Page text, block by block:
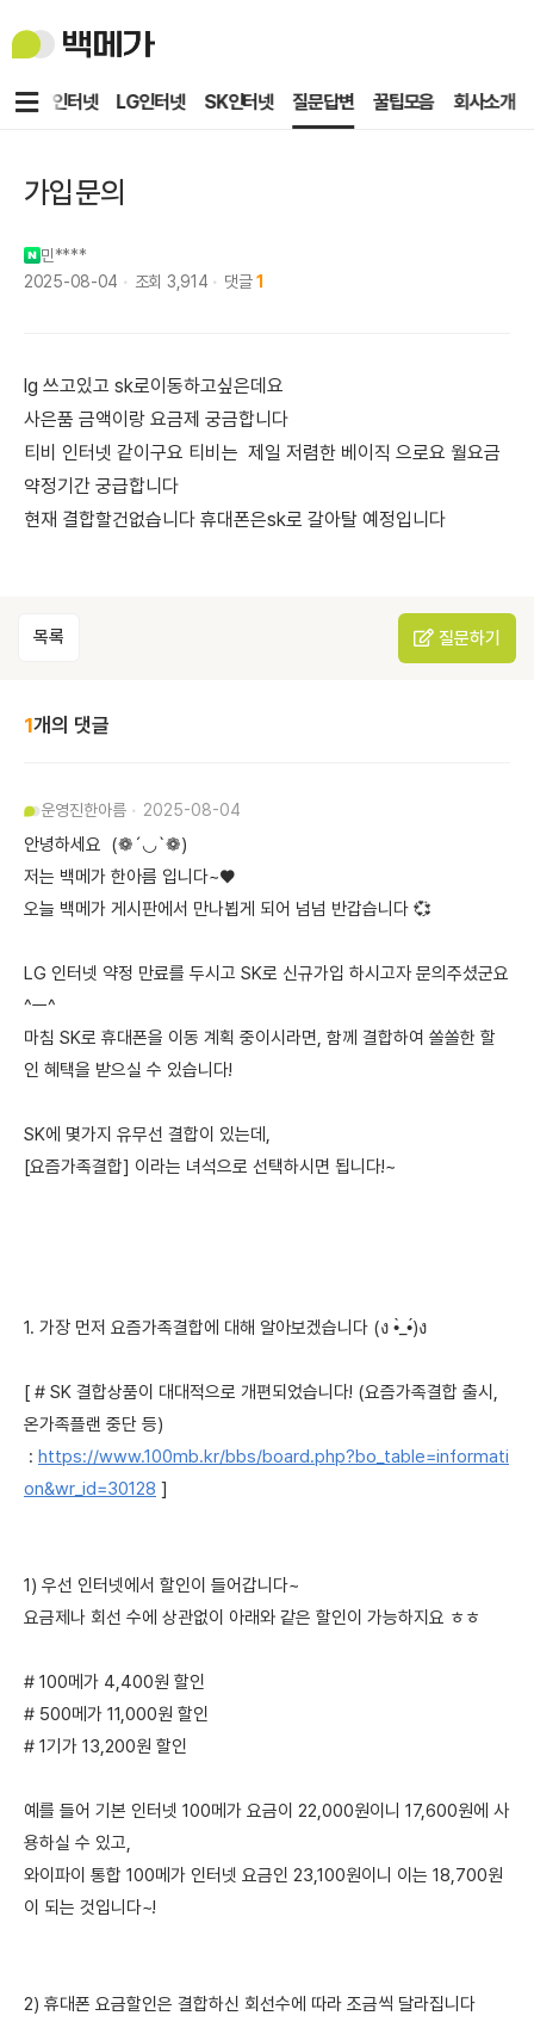
백
메
KT인터넷 LG인터넷 SK인터넷 질문답변 꿀팁모음 회사소개
메
가입문의
민****
2025-08-04
조회 3,914 댓글 1
lg 쓰고있고 sk로이동하고싶은데요
사은품 금액이랑 요금제 궁금합니다
티비 인터넷 같이구요 티비는 제일 저렴한 베이직 으로요 월요금
약정기간 궁급합니다
현재 결합할건없습니다 휴대폰은sk로 갈아탈 예정입니다
목록 질문하기
1개의 댓글
운영진한아름 2025-08-04
안녕하세요 (❁´◡`❁)
저는 백메가 한아름 입니다~♥
오늘 백메가 게시판에서 만나뵙게 되어 넘넘 반갑습니다 💞
LG 인터넷 약정 만료를 두시고 SK로 신규가입 하시고자 문의주셨군요
^ㅡ^
마침 SK로 휴대폰을 이동 계획 중이시라면, 함께 결합하여 쏠쏠한 할
인 혜택을 받으실 수 있습니다!
SK에 몇가지 유무선 결합이 있는데,
[요즘가족결합] 이라는 녀석으로 선택하시면 됩니다!~
1. 가장 먼저 요즘가족결합에 대해 알아보겠습니다 (ง •̀_•́)ง
[ # SK 결합상품이 대대적으로 개편되었습니다! (요즘가족결합 출시,
온가족플랜 중단 등)
: https://www.100mb.kr/bbs/board.php?bo_table=informati
on&wr_id=30128 ]
1) 우선 인터넷에서 할인이 들어갑니다~
요금제나 회선 수에 상관없이 아래와 같은 할인이 가능하지요 ㅎㅎ
# 100메가 4,400원 할인
# 500메가 11,000원 할인
# 1기가 13,200원 할인
예를 들어 기본 인터넷 100메가 요금이 22,000원이니 17,600원에 사
용하실 수 있고,
와이파이 통합 100메가 인터넷 요금인 23,100원이니 이는 18,700원
이 되는 것입니다~!
2) 휴대폰 요금할인은 결합하신 회선수에 따라 조금씩 달라집니다